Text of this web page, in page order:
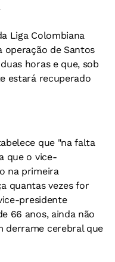
Liga Colombiana
operação de Santos
horas e que, sob
estará recuperado
que "na falta
que o vice-
na primeira
quantas vezes for
presidente
66 anos, ainda não
derrame cerebral que